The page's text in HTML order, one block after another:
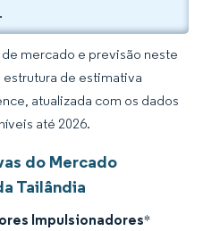
mercado e previsão neste
de estimativa
atualizada com os dados
até 2026.
do Mercado
Tailândia
Impulsionadores*